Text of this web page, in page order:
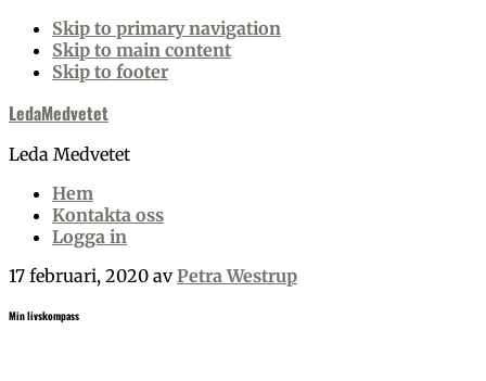
Skip to primary navigation
Skip to main content
Skip to footer
LedaMedvetet
Leda Medvetet
Hem
Kontakta oss
Logga in
17 februari, 2020 avPetra Westrup
Min livskompass